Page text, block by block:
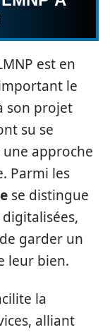
est en
le
son projet
su se
approche
Parmi les
se distingue
garder un
leur bien.
la
alliant